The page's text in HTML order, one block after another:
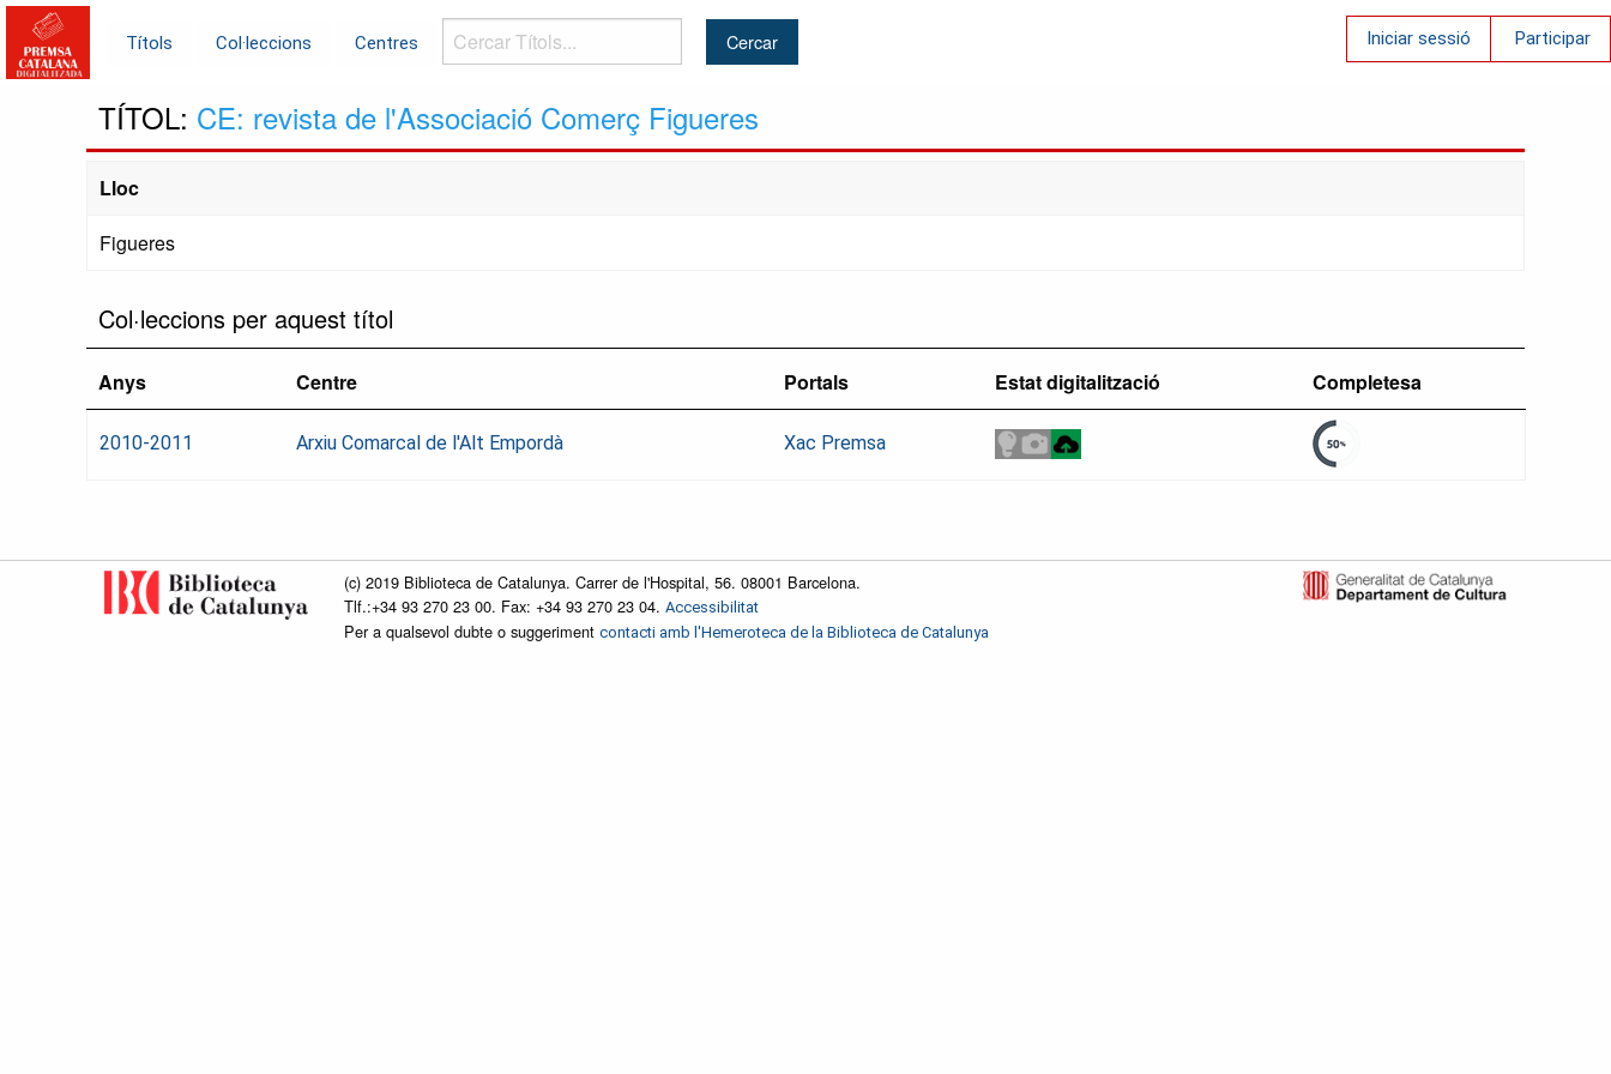
Títols Col·leccions Centres
Cercar
Títols...
Iniciar sessió Participar
TÍTOL: CE: revista de l'Associació Comerç Figueres
Lloc
Figueres
Col·leccions per aquest títol
Anys Centre Portals Estat digitalització Completesa
2010-2011 Arxiu Comarcal de l'Alt Empordà Xac Premsa
(c) 2019 Biblioteca de Catalunya. Carrer de l'Hospital, 56. 08001 Barcelona.
Tlf.:+34 93 270 23 00. Fax: +34 93 270 23 04. Accessibilitat
Per a qualsevol dubte o suggeriment contacti amb l'Hemeroteca de la Biblioteca de Catalunya